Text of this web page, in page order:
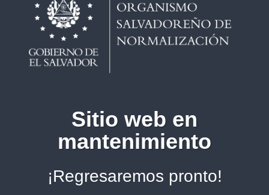
Sitio web en
mantenimiento
¡Regresaremos pronto!